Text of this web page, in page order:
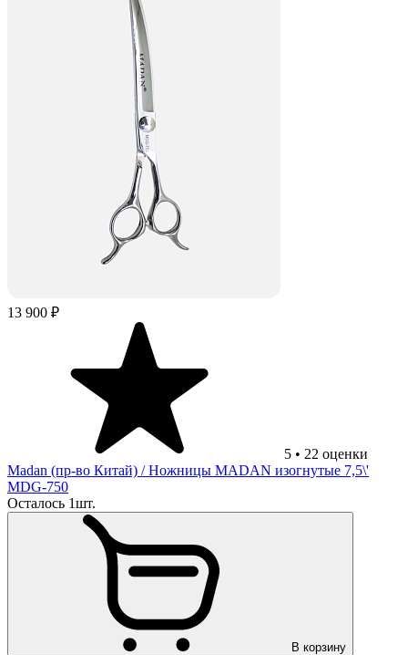
13 900 ₽
5 • 22 оценки
Madan (пр-во Китай) / Ножницы MADAN изогнутые 7,5\'
MDG-750
Осталось 1шт.
В корзину